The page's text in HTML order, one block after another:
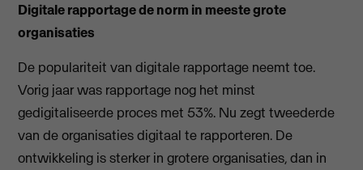
Digitale rapportage de norm in meeste grote
organisaties
De populariteit van digitale rapportage neemt toe.
Vorig jaar was rapportage nog het minst
gedigitaliseerde proces met 53%. Nu zegt tweederde
van de organisaties digitaal te rapporteren. De
ontwikkeling is sterker in grotere organisaties, dan in